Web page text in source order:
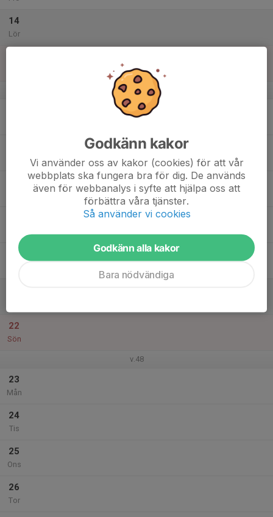
14
Lör
v.47
20
22
Sön
v.48
23
Mån
24
Tis
25
Ons
26
Tor
Godkänn kakor
Vi använder oss av kakor (cookies) för att vår
webbplats ska fungera bra för dig. De används
även för webbanalys i syfte att hjälpa oss att
förbättra våra tjänster.
Så använder vi cookies
Godkänn alla kakor
Bara nödvändiga